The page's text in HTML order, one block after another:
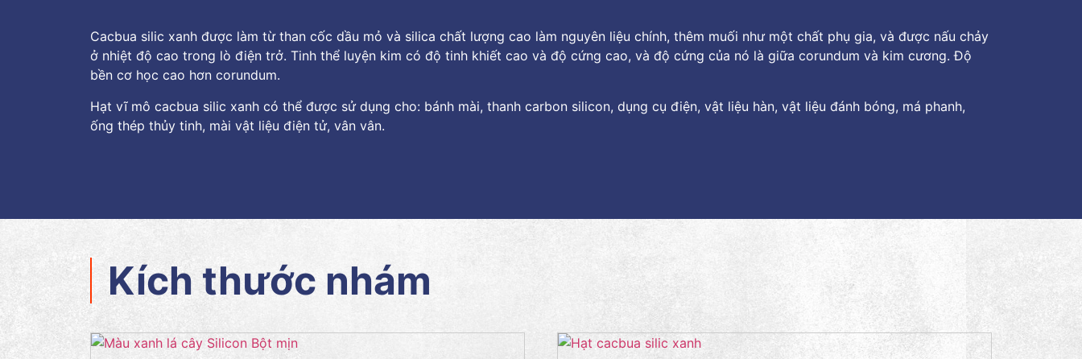
Cacbua silic xanh được làm từ than cốc dầu mỏ và silica chất lượng cao làm nguyên liệu chính, thêm muối như một chất phụ gia, và được nấu chảy
ở nhiệt độ cao trong lò điện trở. Tinh thể luyện kim có độ tinh khiết cao và độ cứng cao, và độ cứng của nó là giữa corundum và kim cương. Độ
bền cơ học cao hơn corundum.
Hạt vĩ mô cacbua silic xanh có thể được sử dụng cho: bánh mài, thanh carbon silicon, dụng cụ điện, vật liệu hàn, vật liệu đánh bóng, má phanh,
ống thép thủy tinh, mài vật liệu điện tử, vân vân.
Kích thước nhám